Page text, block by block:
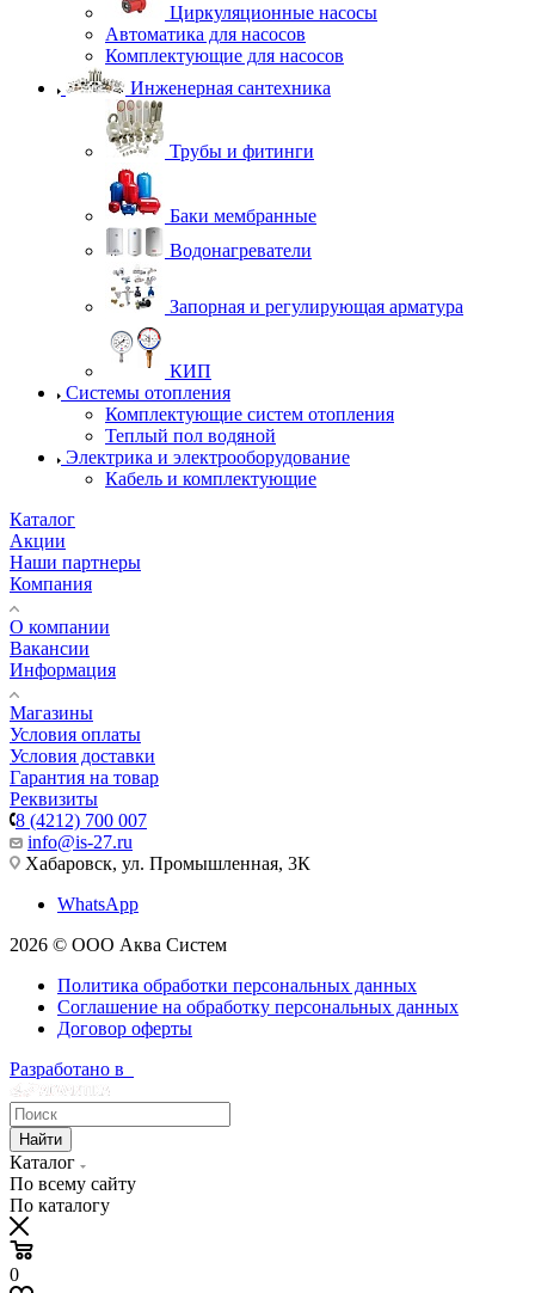
Циркуляционные насосы
Автоматика для насосов
Комплектующие для насосов
Инженерная сантехника
Трубы и фитинги
Баки мембранные
Водонагреватели
Запорная и регулирующая арматура
КИП
Системы отопления
Комплектующие систем отопления
Теплый пол водяной
Электрика и электрооборудование
Кабель и комплектующие
Каталог
Акции
Наши партнеры
Компания
О компании
Вакансии
Информация
Магазины
Условия оплаты
Условия доставки
Гарантия на товар
Реквизиты
8 (4212) 700 007
info@is-27.ru
Хабаровск, ул. Промышленная, 3К
WhatsApp
2026 © ООО Аква Систем
Политика обработки персональных данных
Соглашение на обработку персональных данных
Договор оферты
Разработано в
Найти
Каталог
По всему сайту
По каталогу
0